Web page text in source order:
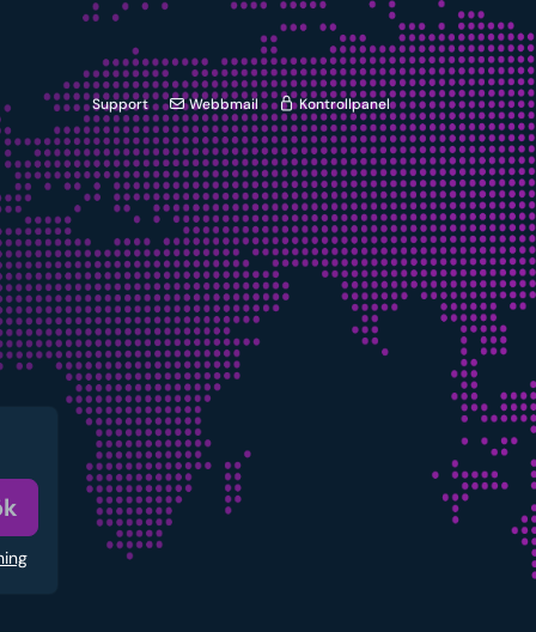
Support Webbmail Kontrollpanel